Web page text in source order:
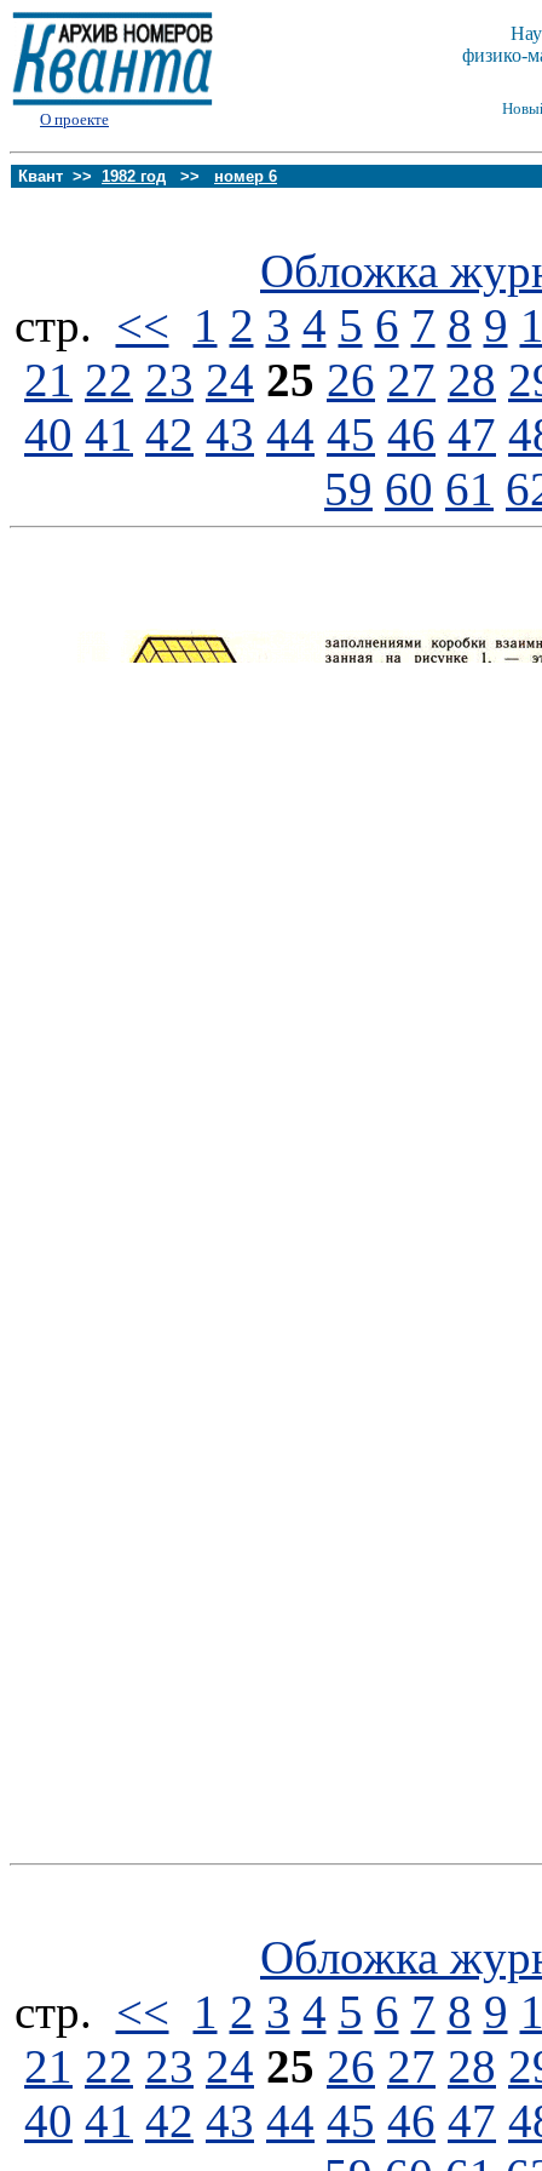
О проекте
физико-
Квант >> 1982 год >> номер 6
Обложка
стp. << 1 2 3 4 5 6 7 8 9
21 22 23 24 25 26 27 28
40 41 42 43 44 45 46 47
59 60 61
Обложка
стp. << 1 2 3 4 5 6 7 8 9
21 22 23 24 25 26 27 28
40 41 42 43 44 45 46 47